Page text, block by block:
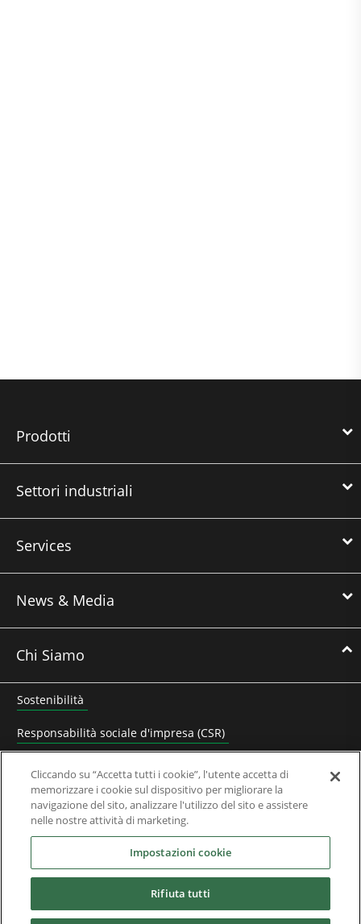
Prodotti
Settori industriali
Services
News & Media
Chi Siamo
Sostenibilità
Responsabilità sociale d'impresa (CSR)
Contatta Nidec Control Techniques
Domande Frequenti
Cliccando su “Accetta tutti i cookie”, l'utente accetta di
memorizzare i cookie sul dispositivo per migliorare la
navigazione del sito, analizzare l'utilizzo del sito e assistere
nelle nostre attività di marketing.
Impostazioni cookie
Rifiuta tutti